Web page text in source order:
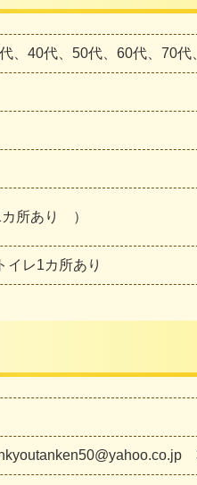
、40代、50代、60代、70代
所あり ）
イレ1カ所あり